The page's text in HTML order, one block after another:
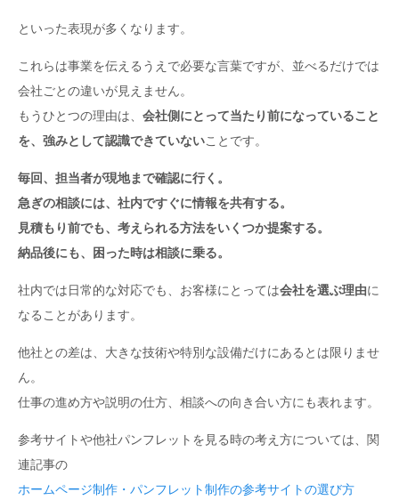
といった表現が多くなります。
これらは事業を伝えるうえで必要な言葉ですが、並べるだけでは
会社ごとの違いが見えません。
もうひとつの理由は、 会社側にとって当たり前になっていること
を、強みとして認識できていないことです。
毎回、担当者が現地まで確認に行く。
急ぎの相談には、社内ですぐに情報を共有する。
見積もり前でも、考えられる方法をいくつか提案する。
納品後にも、困った時は相談に乗る。
社内では日常的な対応でも、お客様にとっては会社を選ぶ理由に
なることがあります。
他社との差は、大きな技術や特別な設備だけにあるとは限りませ
ん。
仕事の進め方や説明の仕方、相談への向き合い方にも表れます。
参考サイトや他社パンフレットを見る時の考え方については、関
連記事の
ホームページ制作・パンフレット制作の参考サイトの選び方